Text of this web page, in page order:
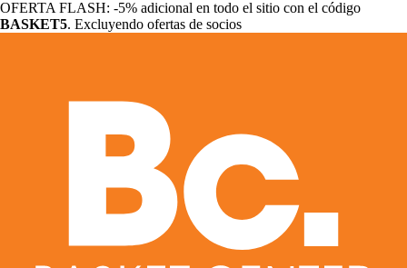
OFERTA FLASH: -5% adicional en todo el sitio con el código
BASKET5. Excluyendo ofertas de socios